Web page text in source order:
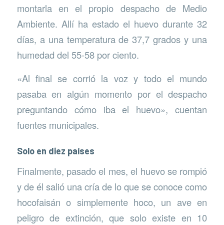
montarla en el propio despacho de Medio
Ambiente. Allí ha estado el huevo durante 32
días, a una temperatura de 37,7 grados y una
humedad del 55-58 por ciento.
«Al final se corrió la voz y todo el mundo
pasaba en algún momento por el despacho
preguntando cómo iba el huevo», cuentan
fuentes municipales.
Solo en diez países
Finalmente, pasado el mes, el huevo se rompió
y de él salió una cría de lo que se conoce como
hocofaisán o simplemente hoco, un ave en
peligro de extinción, que solo existe en 10